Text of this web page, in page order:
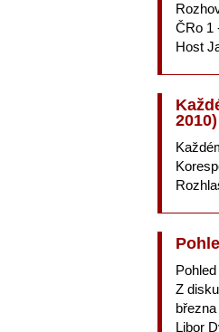
ČRo 1
Host
2010)
Z
Libor